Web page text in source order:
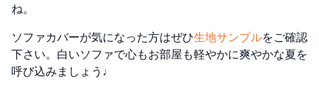
ね。
ソファカバーが気になった方はぜひ生地サンプルをご確認
下さい。白いソファで心もお部屋も軽やかに爽やかな夏を
呼び込みましょう♩